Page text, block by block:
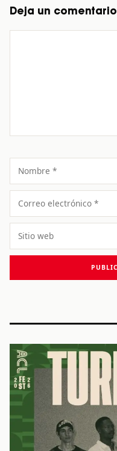
Deja un comentario
Nombre
Correo
electrónico
Sitio
web